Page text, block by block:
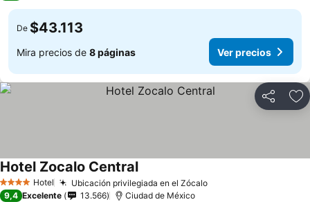
De $43.113
Mira precios de 8 páginas Ver precios
Compartir
4 EstrellasHotel Ubicación privilegiada en el Zócalo
Hotel Zocalo Central
9,4 Excelente 13.566 Ciudad de México